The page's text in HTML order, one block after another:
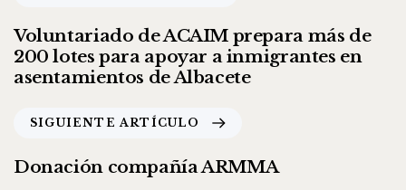
Voluntariado de ACAIM prepara más de
200 lotes para apoyar a inmigrantes en
asentamientos de Albacete
SIGUIENTE ARTÍCULO
Donación compañía ARMMA